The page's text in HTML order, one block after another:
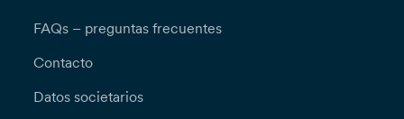
FAQs – preguntas frecuentes
Contacto
Datos societarios